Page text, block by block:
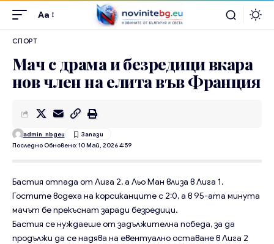
Aa
СПОРТ
Мач с драма и безредици вкара
нов член на елита във Франция
Последно Обновено: 10 Май, 2026 4:59
admin_nbgeu
Бастия отпада от Лига 2, а Льо Ман влиза в Лига 1.
Гостите водеха на корсиканците с 2:0, а в 95-ата минута
мачът бе прекъснат заради безредици.
Бастия се нуждаеше от задължителна победа, за да
продължи да се надява на евентуално оставане в Лига 2